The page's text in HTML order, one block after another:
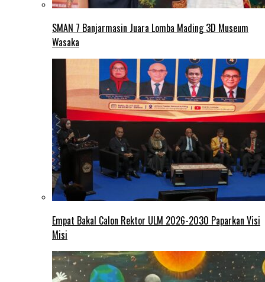
SMAN 7 Banjarmasin Juara Lomba Mading 3D Museum
Wasaka
Empat Bakal Calon Rektor ULM 2026-2030 Paparkan Visi
Misi